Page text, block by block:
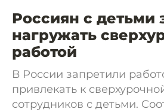
Россиян с детьми
нагружать
работой
В России запретили
привлекать к
сотрудников с детьми.